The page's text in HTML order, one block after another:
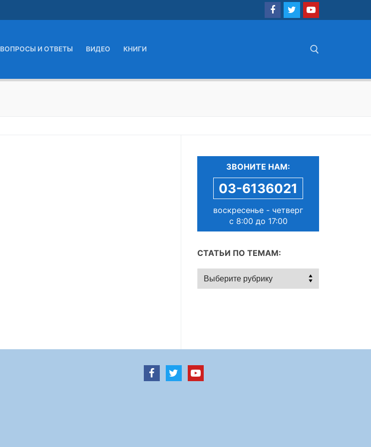
ВОПРОСЫ И ОТВЕТЫ ВИДЕО КНИГИ
ЗВОНИТЕ НАМ:
03-6136021
воскресенье - четверг
с 8:00 до 17:00
СТАТЬИ ПО ТЕМАМ:
Статьи
по